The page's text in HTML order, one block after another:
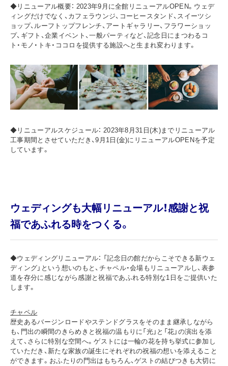
◆リニューアル概要： 2023年9月に全館リニューアルOPEN。ウェデ
ィングだけでなく、カフェラウンジ、コーヒースタンド、スイーツシ
ョップ、ルーフトップフレンチ、アートギャラリー、フラワーショッ
プ、ギフト、企業イベント、一般パーティなど、記念日にまつわるコ
ト・モノ・トキ・ココロを提供する施設へと生まれ変わります。
◆リニューアルスケジュール： 2023年8月31日(木)までリニューアル
工事期間とさせていただき、9月1日(金)にリニューアルOPENを予定
しています。
ウェディングも大幅リニューアル！感謝と祝
福であふれる時をつくる。
◆ウェディングリニューアル： 「記念日の館だからこそできる新ウェ
ディング」という想いのもと、チャペル・会場もリニューアルし、表参
道を存分に感じながら感謝と祝福であふれる特別な1日をご提供いた
します。
チャペル
歴史あるバージンロードやステンドグラスをそのまま継承しながら
も、門出の瞬間のきらめきと祝福の温もりに「光」と「花」の演出を添
えて、さらに特別な空間へ。ゲストには一輪の花を持ち挙式に参加し
ていただき、新たな家族の誕生にそれぞれの祝福の想いを添えること
ができます。おふたりの門出はもちろん、ゲストの結びつきも大切に